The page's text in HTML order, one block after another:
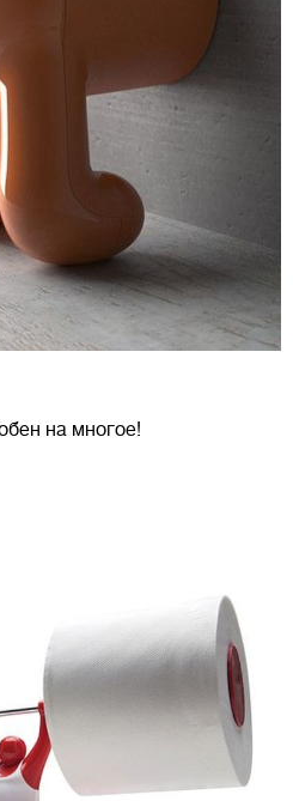
на многое!